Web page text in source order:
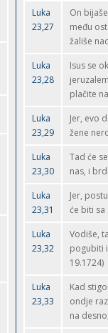
Luka
23,27
On
među
žališe
Luka
23,28
Isus se
plačite
Luka
23,29
Jer, evo
žene
Luka
23,30
Tad će
nas, i
Luka
23,31
Jer,
će biti sa
Luka
23,32
Vodiše,
pogubiti
19.1724)
Luka
23,33
Kad
ondje
na